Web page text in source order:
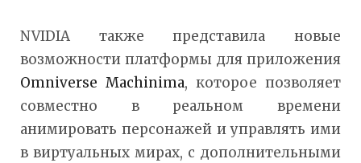
NVIDIA также представила новые
возможности платформы для приложения
Omniverse Machinima, которое позволяет
совместно в реальном времени
анимировать персонажей и управлять ими
в виртуальных мирах, с дополнительными